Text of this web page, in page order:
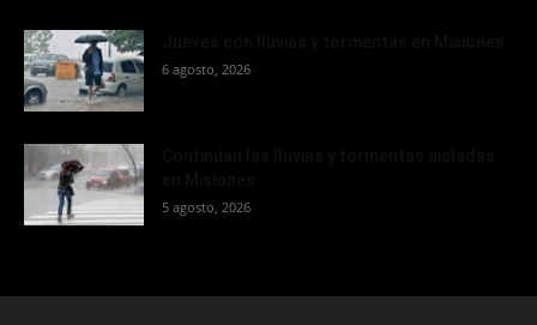
6 agosto, 2026
5 agosto, 2026